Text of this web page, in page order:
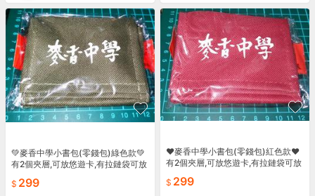
💚麥香中學小書包(零錢包)綠色款💚
有2個夾層,可放悠遊卡,有拉鏈袋可放
299
♥️麥香中學小書包(零錢包)紅色款♥️
有2個夾層,可放悠遊卡,有拉鏈袋可放
299